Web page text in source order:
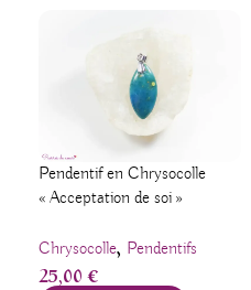
Pendentif en Chrysocolle
« Acceptation de soi »
Chrysocolle, Pendentifs
25,00€